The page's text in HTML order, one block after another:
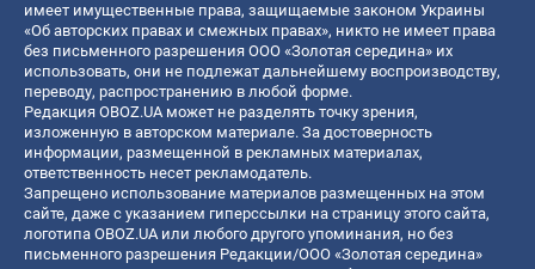
имеет имущественные права, защищаемые законом Украины
«Об авторских правах и смежных правах», никто не имеет права
без письменного разрешения ООО «Золотая середина» их
использовать, они не подлежат дальнейшему воспроизводству,
переводу, распространению в любой форме.
Редакция OBOZ.UA может не разделять точку зрения,
изложенную в авторском материале. За достоверность
информации, размещенной в рекламных материалах,
ответственность несет рекламодатель.
Запрещено использование материалов размещенных на этом
сайте, даже с указанием гиперссылки на страницу этого сайта,
логотипа OBOZ.UA или любого другого упоминания, но без
письменного разрешения Редакции/ООО «Золотая середина»